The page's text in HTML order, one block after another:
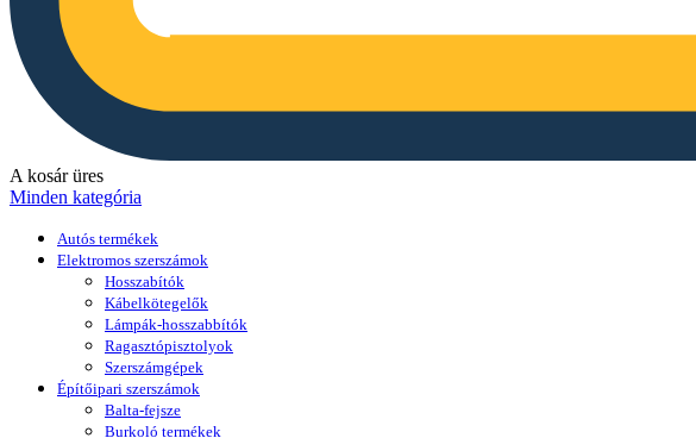
A kosár üres
Minden kategória
Autós termékek
Elektromos szerszámok
Hosszabítók
Kábelkötegelők
Lámpák-hosszabbítók
Ragasztópisztolyok
Szerszámgépek
Építőipari szerszámok
Balta-fejsze
Burkoló termékek